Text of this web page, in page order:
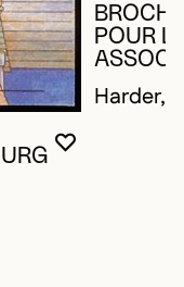
VOUS
FERMER
OUVRIR LA
POUR
Harder,